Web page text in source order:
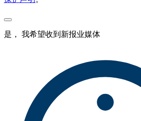
是， 我希望收到新报业媒体